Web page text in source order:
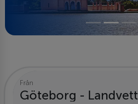
Från
Göteborg -